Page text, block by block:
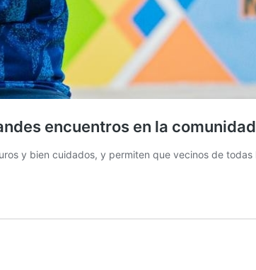
encuentros en la comunidad
y bien cuidados, y permiten que vecinos de